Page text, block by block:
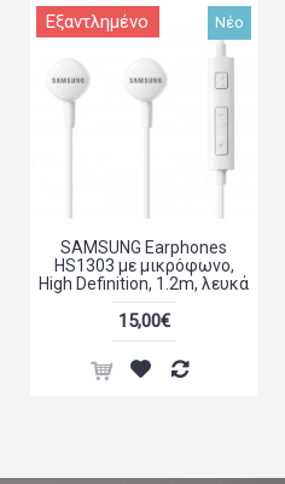
Νέο
Εξαντλημένο
SAMSUNG Earphones
HS1303 με μικρόφωνο,
High Definition, 1.2m, λευκά
15,00€